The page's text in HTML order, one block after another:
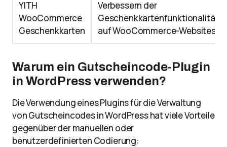
YITH
WooCommerce
Geschenkkarten
Verbessern der
Geschenkkartenfunktionalität
auf WooCommerce-Websites
Warum ein Gutscheincode-Plugin
in WordPress verwenden?
Die Verwendung eines Plugins für die Verwaltung
von Gutscheincodes in WordPress hat viele Vorteile
gegenüber der manuellen oder
benutzerdefinierten Codierung: